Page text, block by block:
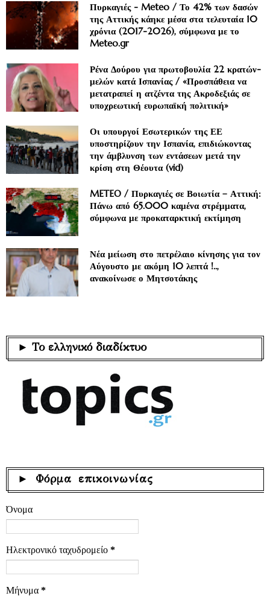
Πυρκαγιές - Meteo / Το 42% των δασών
της Αττικής κάηκε μέσα στα τελευταία 10
χρόνια (2017-2026), σύμφωνα με το
Meteo.gr
Ρένα Δούρου για πρωτοβουλία 22 κρατών-
μελών κατά Ισπανίας / «Προσπάθεια να
μετατραπεί η ατζέντα της Ακροδεξιάς σε
υποχρεωτική ευρωπαϊκή πολιτική»
Οι υπουργοί Εσωτερικών της ΕΕ
υποστηρίζουν την Ισπανία, επιδιώκοντας
την άμβλυνση των εντάσεων μετά την
κρίση στη Θέουτα (vid)
METEO / Πυρκαγιές σε Βοιωτία – Αττική:
Πάνω από 65.000 καμένα στρέμματα,
σύμφωνα με προκαταρκτική εκτίμηση
Νέα μείωση στο πετρέλαιο κίνησης για τον
Αύγουστο με ακόμη 10 λεπτά !..,
ανακοίνωσε ο Μητσοτάκης
► Το ελληνικό διαδίκτυο
► Φόρμα επικοινωνίας
Όνομα
Ηλεκτρονικό ταχυδρομείο *
Μήνυμα *